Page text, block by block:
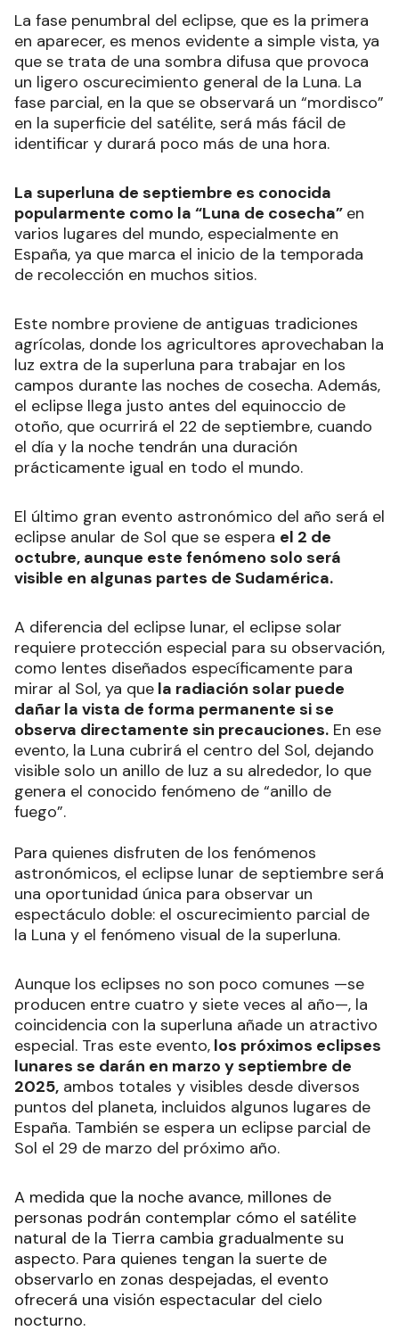
El eclipse transitará distintas fases esta noche
(REUTERS/Henry Romero)
La fase penumbral del eclipse, que es la primera
en aparecer, es menos evidente a simple vista, ya
un ligero oscurecimiento general de la Luna. La
fase parcial, en la que se observará un “mordisco”
en la superficie del satélite, será más fácil de
identificar y durará poco más de una hora.
La superluna de septiembre es conocida
popularmente como la “Luna de cosecha”
varios lugares del mundo, especialmente en
de recolección en muchos sitios.
Este nombre proviene de antiguas tradiciones
agrícolas, donde los agricultores aprovechaban la
campos durante las noches de cosecha. Además,
el eclipse llega justo antes del equinoccio de
otoño, que ocurrirá el 22 de septiembre, cuando
el día y la noche tendrán una duración
prácticamente igual en todo el mundo.
El último gran evento astronómico del año será el
eclipse anular de Sol que se esperael 2 de
octubre, aunque este fenómeno solo será
visible en algunas partes de Sudamérica.
A diferencia del eclipse lunar, el eclipse solar
requiere protección especial para su observación,
como lentes diseñados específicamente para
mirar al Sol, ya quela radiación solar puede
dañar la vista de forma permanente si se
evento, la Luna cubrirá el centro del Sol, dejando
visible solo un anillo de luz a su alrededor, lo que
genera el conocido fenómeno de “anillo de
fuego”.
Para quienes disfruten de los fenómenos
astronómicos, el eclipse lunar de septiembre será
una oportunidad única para observar un
espectáculo doble: el oscurecimiento parcial de
Aunque los eclipses no son poco comunes —se
producen entre cuatro y siete veces al año—, la
coincidencia con la superluna añade un atractivo
especial. Tras este evento,los próximos eclipses
lunares se darán en marzo y septiembre de
2025,ambos totales y visibles desde diversos